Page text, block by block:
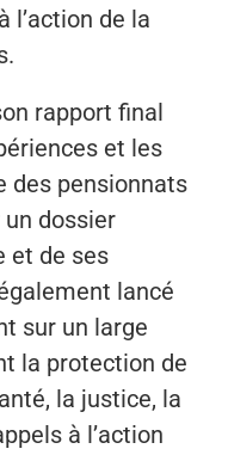
l’action de la
rapport final
et les
des pensionnats
dossier
et de ses
lancé
sur un large
la protection de
la justice, la
à l’action